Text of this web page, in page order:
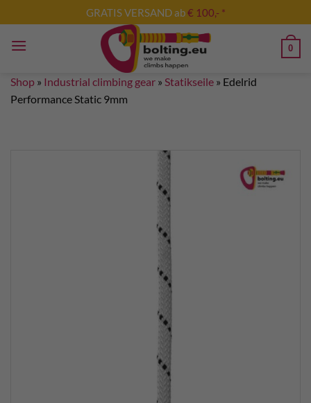
to
content
GRATIS VERSAND ab€ 100,- *
0
Shop » Industrial climbing gear » Statikseile » Edelrid
Performance Static 9mm